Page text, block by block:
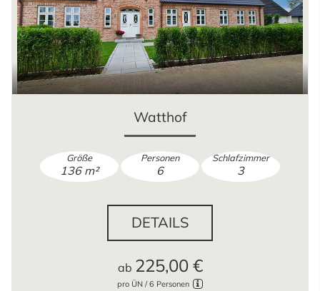
Watthof
136 m²
Größe
6
Personen
3
Schlafzimmer
ab 225,00 €
pro ÜN / 6 Personen
DETAILS